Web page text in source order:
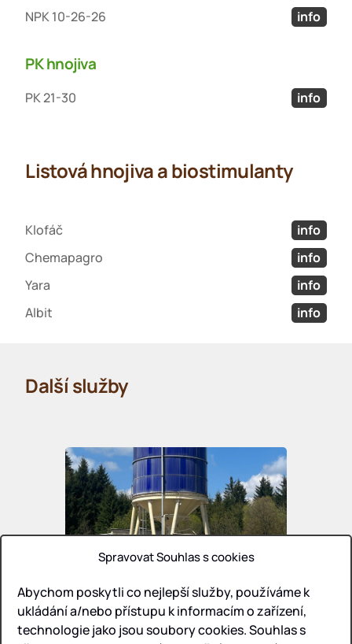
Spravovat Souhlas s cookies
Abychom poskytli co nejlepší služby, používáme k
ukládání a/nebo přístupu k informacím o zařízení,
technologie jako jsou soubory cookies. Souhlas s
NPK 10-26-26
info
PK hnojiva
PK 21-30 info
Listová hnojiva a biostimulanty
Klofáč
info
Chemapagro
info
Yara
info
Albit
info
Další služby